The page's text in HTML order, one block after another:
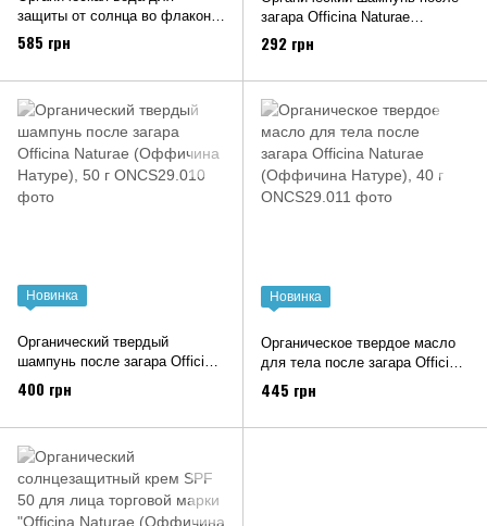
защиты от солнца во флаконе
из биопластика Officina Naturae
(Оффичина Натуре), 200 мл
585 грн
загара Officina Naturae
(Оффичина Натуре), 150 мл
292 грн
Новинка
Органический твердый
шампунь после загара Officina
Naturae (Оффичина Натуре),
50 г
400 грн
Новинка
Органическое твердое масло
для тела после загара Officina
Naturae (Оффичина Натуре),
40 г
445 грн